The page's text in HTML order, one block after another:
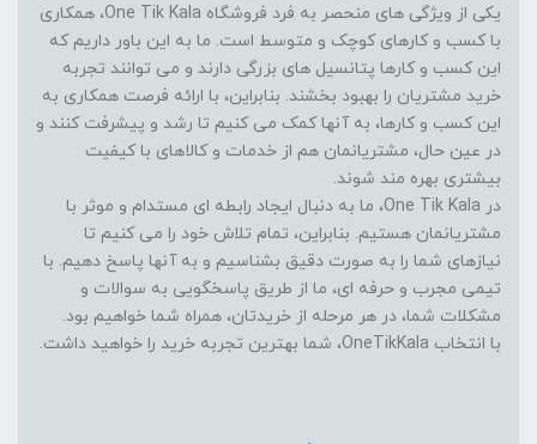
یکی از ویژگی های منحصر به فرد فروشگاه One Tik Kala، همکاری
با کسب و کارهای کوچک و متوسط است. ما به این باور داریم که
این کسب و کارها پتانسیل های بزرگی دارند و می توانند تجربه
خرید مشتریان را بهبود بخشند. بنابراین، با ارائه فرصت همکاری به
این کسب و کارها، به آنها کمک می کنیم تا رشد و پیشرفت کنند و
در عین حال، مشتریانمان هم از خدمات و کالاهای با کیفیت
بیشتری بهره مند شوند.
در One Tik Kala، ما به دنبال ایجاد رابطه ای مستدام و موثر با
مشتریانمان هستیم. بنابراین، تمام تلاش خود را می کنیم تا
نیازهای شما را به صورت دقیق بشناسیم و به آنها پاسخ دهیم. با
تیمی مجرب و حرفه ای، ما از طریق پاسخگویی به سوالات و
مشکلات شما، در هر مرحله از خریدتان، همراه شما خواهیم بود.
با انتخاب OneTikKala، شما بهترین تجربه خرید را خواهید داشت.